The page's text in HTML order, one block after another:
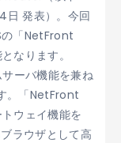
日 発表）。今回
の「NetFront
なります。
ーバ機能を兼ね
。「NetFront
ウェイ機能を
ラウザとして高